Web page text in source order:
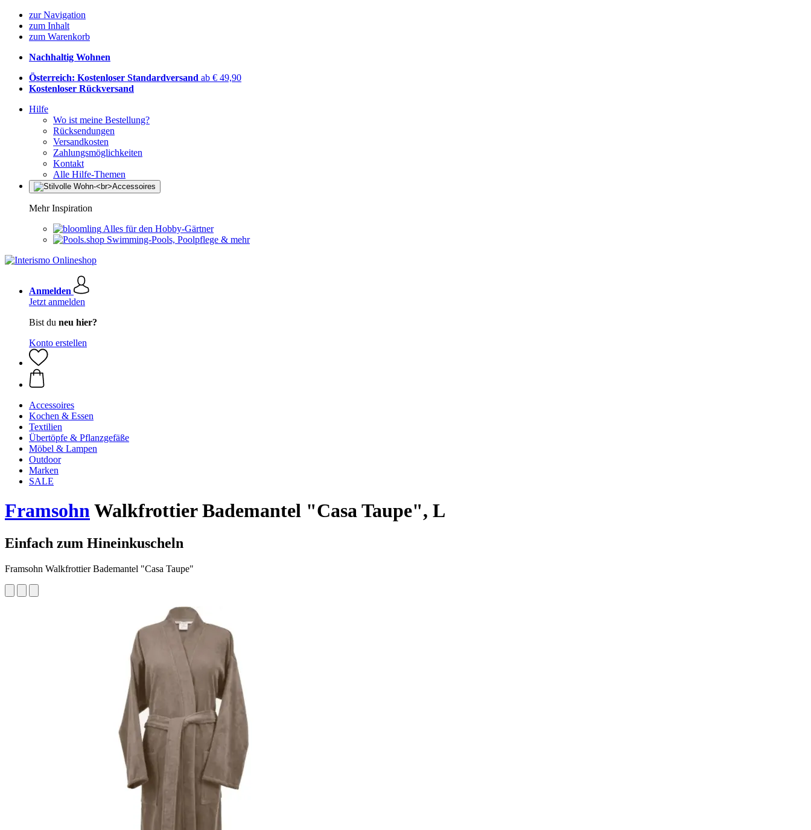
zur Navigation
zum Inhalt
zum Warenkorb
Nachhaltig Wohnen
Österreich: Kostenloser Standardversand ab € 49,90
Kostenloser Rückversand
Hilfe
Wo ist meine Bestellung?
Rücksendungen
Versandkosten
Zahlungsmöglichkeiten
Kontakt
Alle Hilfe-Themen
Mehr Inspiration
Alles für den Hobby-Gärtner
Swimming-Pools, Poolpflege & mehr
Anmelden
Jetzt anmelden
Bist du neu hier?
Konto erstellen
Accessoires
Kochen & Essen
Textilien
Übertöpfe & Pflanzgefäße
Möbel & Lampen
Outdoor
Marken
SALE
FramsohnWalkfrottier Bademantel "Casa Taupe", L
Einfach zum Hineinkuscheln
Framsohn Walkfrottier Bademantel "Casa Taupe"